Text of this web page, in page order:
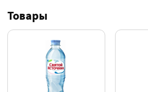
Товары